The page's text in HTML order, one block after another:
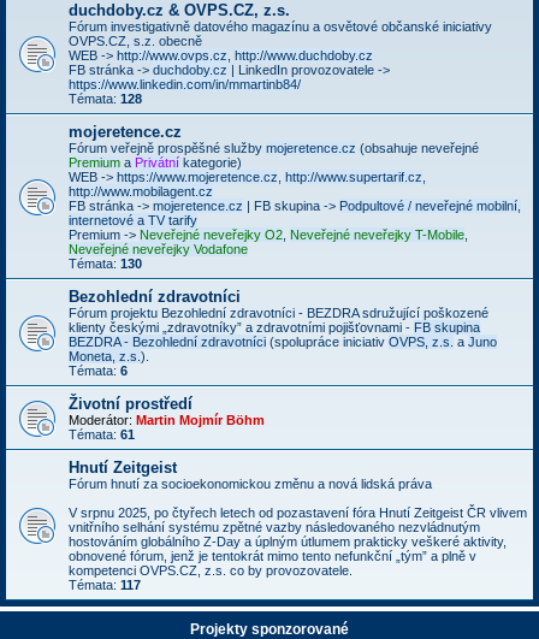
duchdoby.cz & OVPS.CZ, z.s.
Fórum investigativně datového magazínu a osvětové občanské iniciativy
OVPS.CZ, s.z. obecně
WEB -> http://www.ovps.cz http://www.duchdoby.cz
FB stránka -> duchdoby.cz | LinkedIn provozovatele ->
https://www.linkedin.com/in/mmartinb84/
Témata: 128
mojeretence.cz
Fórum veřejně prospěšné služby mojeretence.cz (obsahuje neveřejné
Premium a Privátní kategorie)
WEB -> https://www.mojeretence.cz http://www.supertarif.cz
http://www.mobilagent.cz
FB stránka -> mojeretence.cz | FB skupina -> Podpultové / neveřejné mobilní,
internetové a TV tarify
Premium -> Neveřejné neveřejky O2 Neveřejné neveřejky T-Mobile
Neveřejné neveřejky Vodafone
Témata: 130
Bezohlední zdravotníci
Fórum projektu Bezohlední zdravotníci - BEZDRA sdružující poškozené
klienty českými „zdravotníky” a zdravotními pojišťovnami - FB skupina
BEZDRA - Bezohlední zdravotníci (spolupráce iniciativ OVPS, z.s. a Juno
Moneta, z.s. ).
Témata: 6
Životní prostředí
Moderátor: Martin Mojmír Böhm
Témata: 61
Hnutí Zeitgeist
Fórum hnutí za socioekonomickou změnu a nová lidská práva
V srpnu 2025, po čtyřech letech od pozastavení fóra Hnutí Zeitgeist ČR vlivem
vnitřního selhání systému zpětné vazby následovaného nezvládnutým
hostováním globálního Z-Day a úplným útlumem prakticky veškeré aktivity,
obnovené fórum, jenž je tentokrát mimo tento nefunkční „tým” a plně v
kompetenci OVPS.CZ, z.s. co by provozovatele.
Témata: 117
Projekty sponzorované